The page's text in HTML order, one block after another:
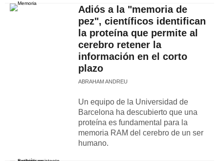
Adiós a la "memoria de
pez", científicos identifican
la proteína que permite al
cerebro retener la
información en el corto
plazo
ABRAHAM ANDREU
Un equipo de la Universidad de
Barcelona ha descubierto que una
proteína es fundamental para la
memoria RAM del cerebro de un ser
humano.